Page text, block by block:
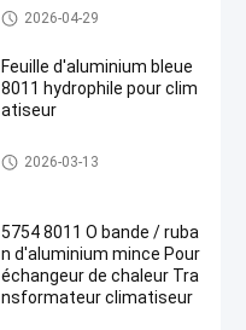
Bobine de bande en aluminiu
m
2026-04-29
Feuille d'aluminium bleue
8011 hydrophile pour clim
atiseur
Petit pain de papier d'aluminiu
m
2026-03-13
5754 8011 O bande / ruba
n d'aluminium mince Pour
échangeur de chaleur Tra
nsformateur climatiseur